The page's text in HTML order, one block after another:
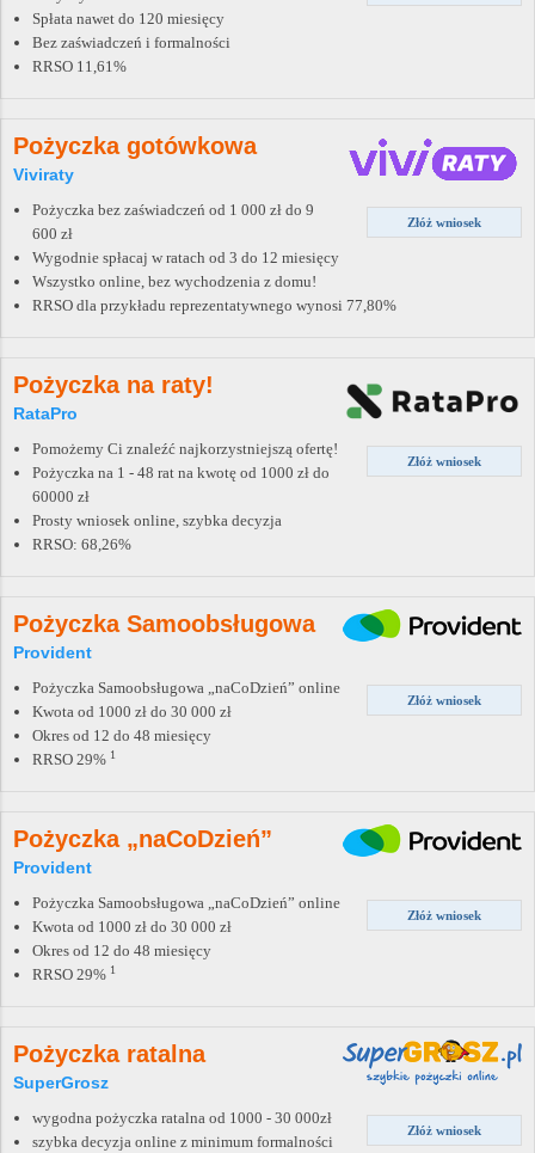
Spłata nawet do 120 miesięcy
Bez zaświadczeń i formalności
RRSO 11,61%
Pożyczka gotówkowa
Viviraty
Złóż wniosek
Pożyczka bez zaświadczeń od 1 000 zł do 9
600 zł
Wygodnie spłacaj w ratach od 3 do 12 miesięcy
Wszystko online, bez wychodzenia z domu!
RRSO dla przykładu reprezentatywnego wynosi 77,80%
Pożyczka na raty!
RataPro
Złóż wniosek
Pomożemy Ci znaleźć najkorzystniejszą ofertę!
Pożyczka na 1 - 48 rat na kwotę od 1000 zł do
60000 zł
Prosty wniosek online, szybka decyzja
RRSO: 68,26%
Pożyczka Samoobsługowa
Provident
Złóż wniosek
Pożyczka Samoobsługowa „naCoDzień” online
Kwota od 1000 zł do 30 000 zł
Okres od 12 do 48 miesięcy
RRSO 29% 1
Pożyczka „naCoDzień”
Provident
Złóż wniosek
Pożyczka Samoobsługowa „naCoDzień” online
Kwota od 1000 zł do 30 000 zł
Okres od 12 do 48 miesięcy
RRSO 29% 1
Pożyczka ratalna
SuperGrosz
Złóż wniosek
wygodna pożyczka ratalna od 1000 - 30 000zł
szybka decyzja online z minimum formalności